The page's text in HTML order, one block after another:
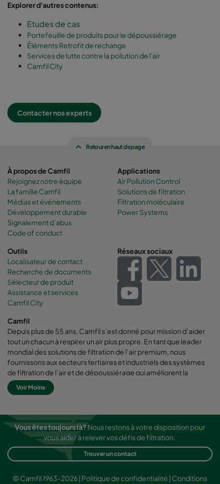
Explorer d'autres contenus:
Etudes de cas
Portefeuille de produits pour le dépoussiérage
Éléments Retrofit de rechange
Services de lutte contre la pollution de l'air
Camfil City
Contacter nos experts
Retour en haut de page
À propos de Camfil
Rejoignez notre équipe
La famille Camfil
Médias et événements
Développement durable
Signalement d’abus
Code of conduct
Applications
Air Pollution Control
Solutions de filtration
Filtration moléculaire
Power Systems
Outils
Localisateur de contact
Recherche de documents
Sélecteur de produit
Assistance et services
Camfil City
Réseaux sociaux
Camfil
Depuis plus de 55 ans, Camfil s’est donné pour mission d’aider
tout un chacun à respirer un air plus propre. En tant que leader
mondial des solutions de filtration de l’air premium, nous
fournissons aux secteurs tertiaires et industriels des systèmes
de filtration de l’air et de dépoussiérage qui améliorent la
productivité des employés et des équipements, qui
augmentent l’efficacité énergétique, et qui protègent la santé
Chez Camfil nous pensons que les meilleures solutions pour nos
clients doivent également être les meilleures solutions pour
notre planète. C’est pourquoi, à chaque étape de la vie d’un
produit, de sa conception à sa livraison, nous prenons en compte
l’impact de nos activités sur les personnes et sur le monde qui
nous entoure. Par une approche novatrice de la résolution de
Voir Moins
Vous êtes toujours là?Nous restons à votre disposition pour
vous aider à relever vos défis de filtration.
Trouver un contact
© Camfil 1963-2026 | Politique de confidentialité Conditions